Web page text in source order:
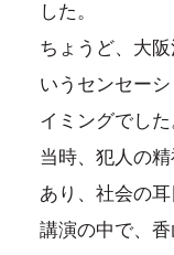
した。
ちょうど、大
いうセンセー
イミングでした
当時、犯人の
あり、社会の耳
講演の中で、